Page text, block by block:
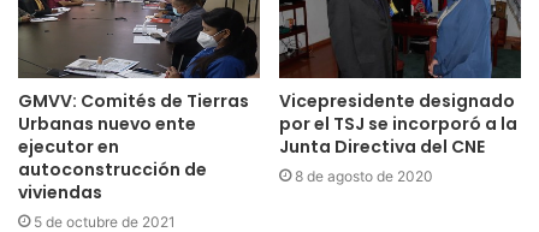
GMVV: Comités de Tierras
Urbanas nuevo ente
ejecutor en
autoconstrucción de
viviendas
5 de octubre de 2021
Vicepresidente designado
por el TSJ se incorporó a la
Junta Directiva del CNE
8 de agosto de 2020